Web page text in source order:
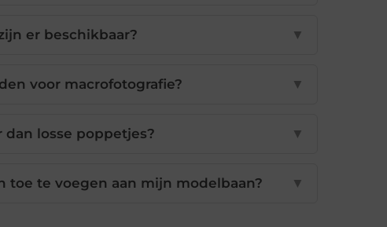
er beschikbaar? ▼
voor macrofotografie? ▼
losse poppetjes? ▼
toe te voegen aan mijn modelbaan? ▼